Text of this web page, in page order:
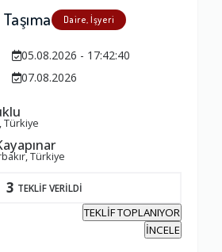
Daire, İşyeri
05.08.2026 - 17:42:40
07.08.2026
Türkiye
Türkiye
3 TEKLİF VERİLDİ
TEKLİF TOPLANIYOR
İNCELE